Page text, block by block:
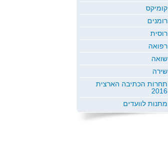
קומיקס
רומנים
רוסית
רפואה
שואה
שירה
תחרות הכתיבה הארצית
2016
מתנות לוועדים